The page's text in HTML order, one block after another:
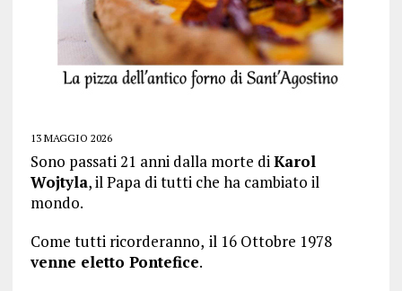
13 MAGGIO 2026
Sono passati 21 anni dalla morte diKarol
Wojtyla, il Papa di tutti che ha cambiato il
mondo.
Come tutti ricorderanno, il 16 Ottobre 1978
venne eletto Pontefice.